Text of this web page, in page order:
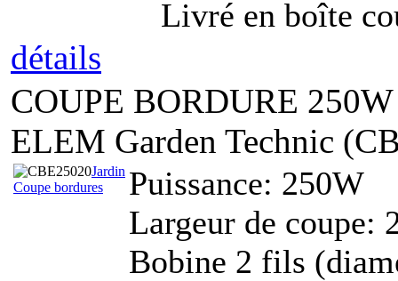
Livré en boîte
détails
COUPE BORDURE
ELEM Garden Technic
Jardin
Coupe bordures
Puissance: 250W
Largeur de coupe:
Bobine 2 fils